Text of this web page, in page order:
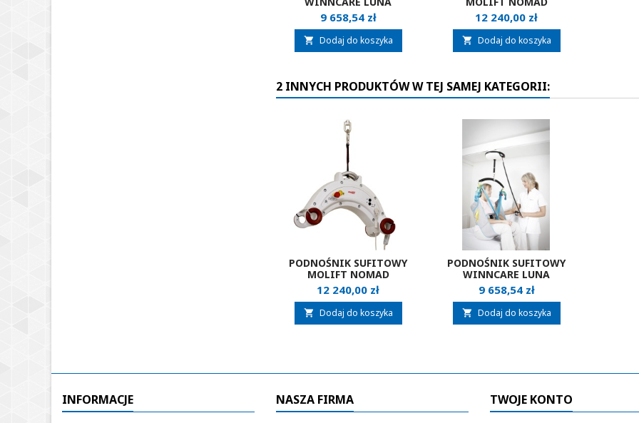
Cena
9 658,54 zł
 Dodaj do koszyka
Cena
12 240,00 zł
 Dodaj do koszyka
2 INNYCH PRODUKTÓW W TEJ SAMEJ KATEGORII:
PODNOŚNIK SUFITOWY
MOLIFT NOMAD
Cena
12 240,00 zł
 Dodaj do koszyka
PODNOŚNIK SUFITOWY
WINNCARE LUNA
Cena
9 658,54 zł
 Dodaj do koszyka
INFORMACJE NASZA FIRMA TWOJE KONTO